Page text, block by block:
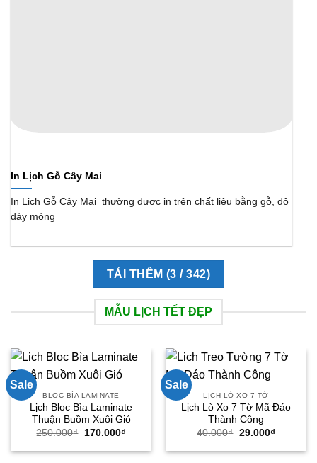
In Lịch Gỗ Cây Mai
In Lịch Gỗ Cây Mai thường được in trên chất liệu bằng gỗ, độ
dày mỏng
TẢI THÊM (3 / 342)
MẪU LỊCH TẾT ĐẸP
Sale
BLOC BÌA LAMINATE
Lịch Bloc Bìa Laminate
Thuận Buồm Xuôi Gió
250.000₫
Giá
là:
170.000₫Giá
tại
Sale
LỊCH LÒ XO 7 TỜ
Lịch Lò Xo 7 Tờ Mã Đáo
Thành Công
40.000₫ Giá
là:
29.000₫Giá
tại